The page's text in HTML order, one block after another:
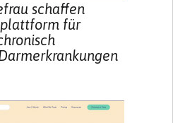
schaffen
für